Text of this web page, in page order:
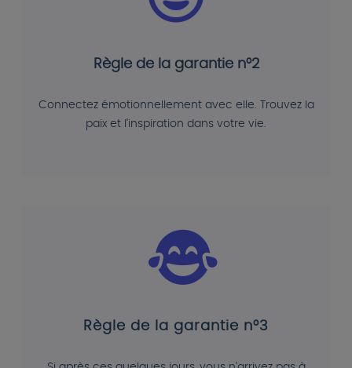
Règle de la garantie n°2
Connectez émotionnellement avec elle. Trouvez la
paix et l'inspiration dans votre vie.
Règle de la garantie n°3